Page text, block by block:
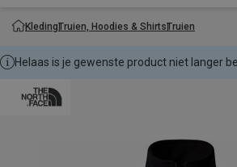
KledingTruien, Hoodies & ShirtsTruien
Helaas is je gewenste product niet langer